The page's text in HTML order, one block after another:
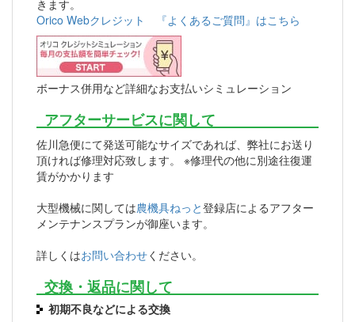
きます。
Orico Webクレジット 『よくあるご質問』はこちら
ボーナス併用など詳細なお支払いシミュレーション
アフターサービスに関して
佐川急便にて発送可能なサイズであれば、弊社にお送り
頂ければ修理対応致します。 ※修理代の他に別途往復運
賃がかかります
大型機械に関しては農機具ねっと登録店によるアフター
メンテナンスプランが御座います。
詳しくはお問い合わせください。
交換・返品に関して
初期不良などによる交換